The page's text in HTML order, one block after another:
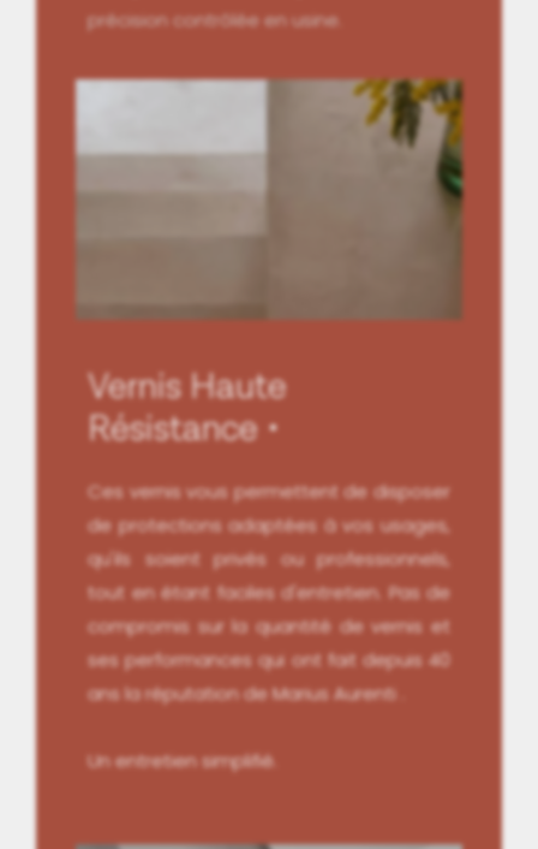
précision contrôlée en usine.
Vernis Haute
Résistance
Ces vernis vous permettent de disposer
de protections adaptées à vos usages,
qu'ils soient privés ou professionnels,
tout en étant faciles d'entretien. Pas de
compromis sur la quantité de vernis et
ses performances qui ont fait depuis 40
ans la réputation de Marius Aurenti .
Un entretien simplifié.